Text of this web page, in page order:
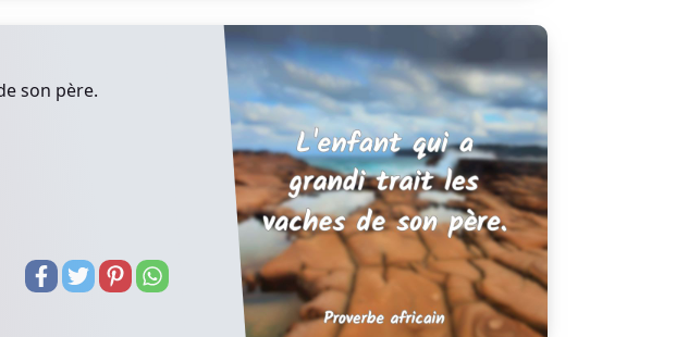
son père.